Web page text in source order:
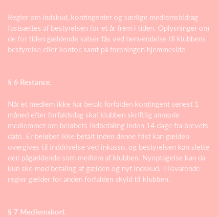
Regler om indskud, kontingenter og særlige medlemsbidrag
fastsættes af bestyrelsen for et år frem i tiden. Oplysninger om
de for tiden gældende satser fås ved henvendelse til klubbens
bestyrelse eller kontor, samt på foreningen hjemmeside
§ 6 Restance.
Når et medlem ikke har betalt forfalden kontingent senest 1
måned efter forfaldsdag skal klubben skriftlig anmode
medlemmet om beløbets indbetaling inden 14 dage fra brevets
dato. Er beløbet ikke betalt inden denne frist kan gælden
overgives til inddrivelse ved inkasso, og bestyrelsen kan slette
den pågældende som medlem af klubben. Nyoptagelse kan da
kun ske mod betaling af gælden og nyt indskud. Tilsvarende
regler gælder for anden forfalden skyld til klubben.
§ 7 Medlemskort.